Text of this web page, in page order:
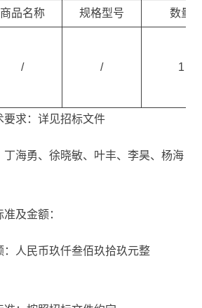
商品名称 规格型号 数量
/ / 1
要求：详见招标文件
丁海勇、徐晓敏、叶丰、李昊、杨海
及金额：
：人民币玖仟叁佰玖拾玖元整